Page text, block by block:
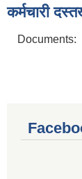
कर्मचारी
Documents: